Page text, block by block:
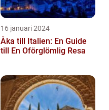
16 januari 2024
Åka till Italien: En Guide
till En Oförglömlig Resa